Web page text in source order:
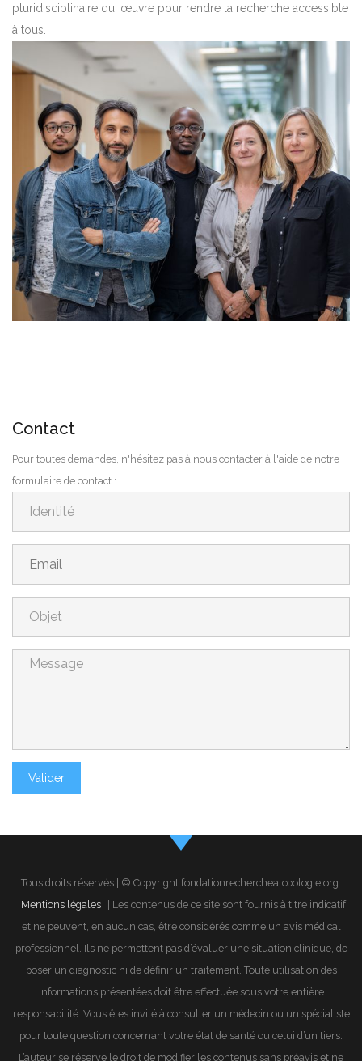
pluridisciplinaire qui œuvre pour rendre la recherche accessible
à tous.
Contact
Pour toutes demandes, n'hésitez pas à nous contacter à l'aide de notre
formulaire de contact :
Tous droits réservés | © Copyright fondationrecherchealcoologie.org.
Mentions légales
| Les contenus de ce site sont fournis à titre indicatif
et ne peuvent, en aucun cas, être considérés comme un avis médical
professionnel. Ils ne permettent pas d’évaluer une situation clinique, de
poser un diagnostic ni de définir un traitement. Toute utilisation des
informations présentées doit être effectuée sous votre entière
responsabilité. Vous êtes invité à consulter un médecin ou un spécialiste
pour toute question concernant votre état de santé ou celui d’un tiers.
L’auteur se réserve le droit de modifier les contenus sans préavis et ne